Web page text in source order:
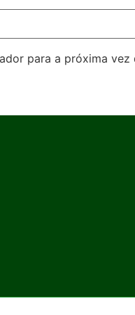
para a próxima vez